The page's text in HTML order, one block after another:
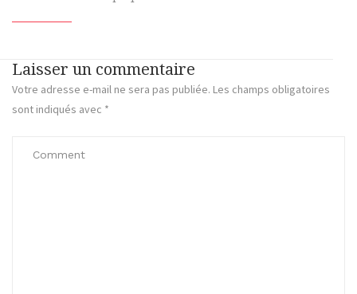
Laisser un commentaire
Votre adresse e-mail ne sera pas publiée. Les champs obligatoires
sont indiqués avec *